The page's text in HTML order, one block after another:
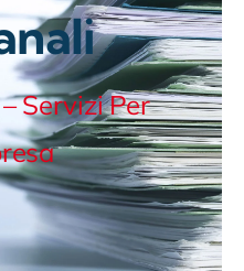
Servizi Per